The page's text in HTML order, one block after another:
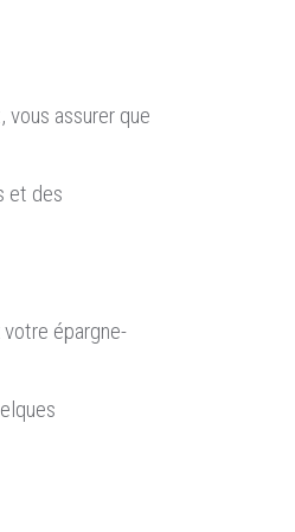
assurer que
et des
épargne-